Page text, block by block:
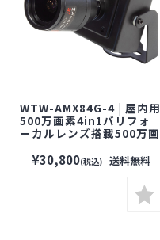
WTW-AMX84G-4 | 屋内用
500万画素4in1バリフォ
ーカルレンズ搭載500万画
線】【防犯カメラ】【監
視カメラ】【セキュリティ
¥30,800(税込) 送料無料